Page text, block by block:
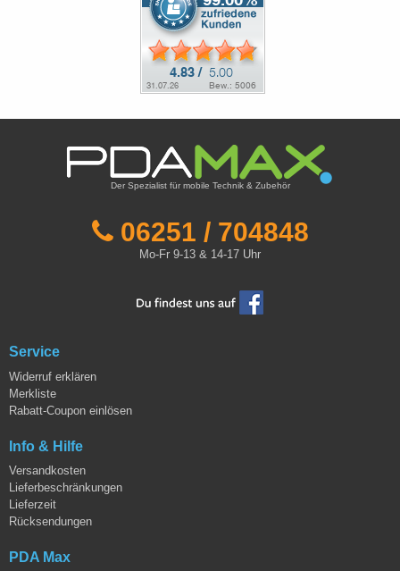
Der Spezialist für mobile Technik & Zubehör
06251 / 704848
Mo-Fr 9-13 & 14-17 Uhr
Service
Widerruf erklären
Merkliste
Rabatt-Coupon einlösen
Info & Hilfe
Versandkosten
Lieferbeschränkungen
Lieferzeit
Rücksendungen
PDA Max